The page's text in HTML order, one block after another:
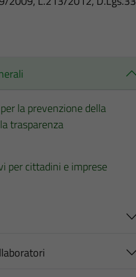
la prevenzione della
trasparenza
per cittadini e imprese